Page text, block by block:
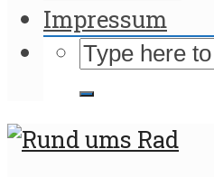
Impressum